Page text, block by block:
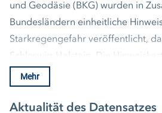
und Geodäsie (BKG) wurden in
Bundesländern einheitliche
Starkregengefahr veröffentlicht,
Schleswig-Holstein. Die
Starkregengefahren zeigen für
flächendeckend, wie sich
außerhalb von Fließgewässern
Mehr
Aktualität des Datensatzes